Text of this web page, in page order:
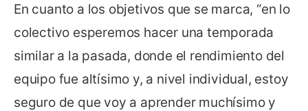
En cuanto a los objetivos que se marca, “en lo
colectivo esperemos hacer una temporada
similar a la pasada, donde el rendimiento del
equipo fue altísimo y, a nivel individual, estoy
seguro de que voy a aprender muchísimo y